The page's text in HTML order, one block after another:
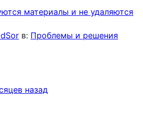
материалы и не удаляются
в: Проблемы и решения
назад